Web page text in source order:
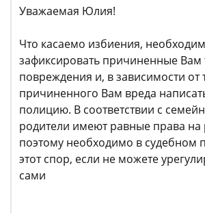
Уважаемая Юлия!
Что касаемо избиения,
зафиксировать причиненные Вам
повреждения и, в зависимости от
причиненного Вам вреда
полицию. В соответствии с
родители имеют равные права на
поэтому необходимо в судебном
этот спор, если не можете
сами